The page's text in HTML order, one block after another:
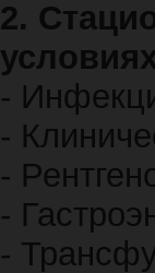
2.
-
-
-
-
-